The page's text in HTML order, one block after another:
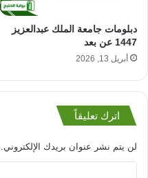
دبلومات جامعة الملك عبدالعزيز
1447 عن بعد
أبريل 13, 2026
اترك تعليقاً
لن يتم نشر عنوان بريدك الإلكتروني.